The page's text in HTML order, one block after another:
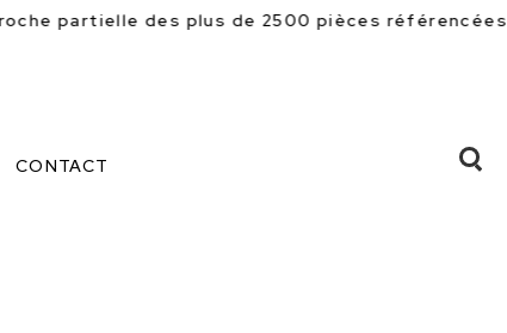
de 2500 pièces référencées en magasin.
CONTACT